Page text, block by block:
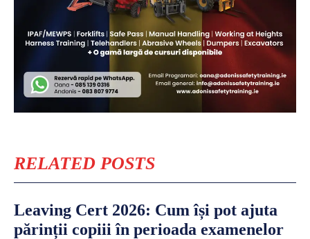
RELATED POSTS
Leaving Cert 2026: Cum își pot ajuta
părinții copiii în perioada examenelor